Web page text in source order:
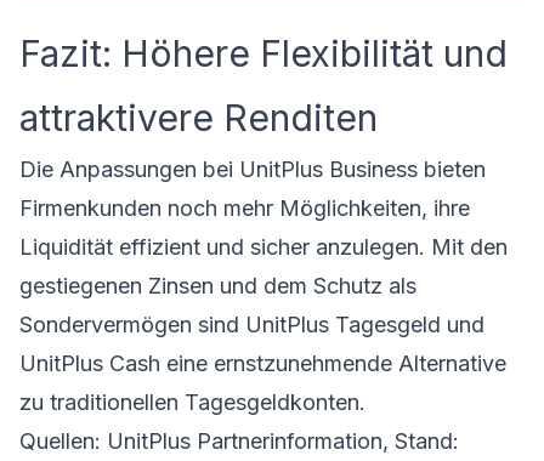
Fazit: Höhere Flexibilität und
attraktivere Renditen
Die Anpassungen bei UnitPlus Business bieten
Firmenkunden noch mehr Möglichkeiten, ihre
Liquidität effizient und sicher anzulegen. Mit den
gestiegenen Zinsen und dem Schutz als
Sondervermögen sind UnitPlus Tagesgeld und
UnitPlus Cash eine ernstzunehmende Alternative
zu traditionellen Tagesgeldkonten.
Quellen: UnitPlus Partnerinformation, Stand: